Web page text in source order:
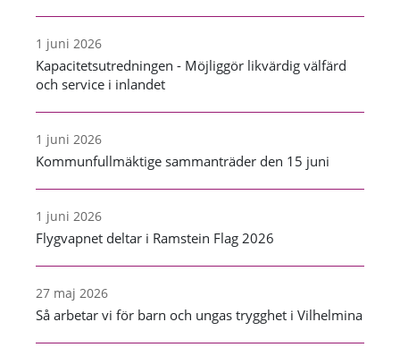
1 juni 2026
Kapacitetsutredningen - Möjliggör likvärdig välfärd
och service i inlandet
1 juni 2026
Kommunfullmäktige sammanträder den 15 juni
1 juni 2026
Flygvapnet deltar i Ramstein Flag 2026
27 maj 2026
Så arbetar vi för barn och ungas trygghet i Vilhelmina